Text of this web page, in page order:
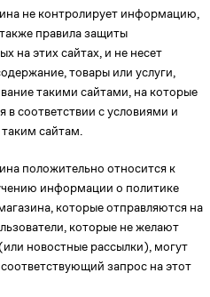
не контролирует информацию,
правила защиты
на этих сайтах, и не несет
товары или услуги,
такими сайтами, на которые
в соответствии с условиями и
сайтам.
положительно относится к
информации о политике
которые отправляются на
которые не желают
новостные рассылки), могут
запрос на этот